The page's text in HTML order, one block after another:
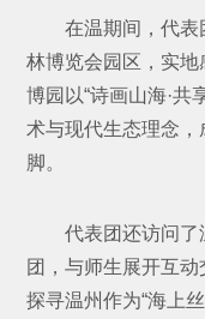
在温期间，代表
林博览会园区，实
博园以“诗画山海·共
术与现代生态理念
脚。
代表团还访问
团，与师生展开互
探寻温州作为“海上